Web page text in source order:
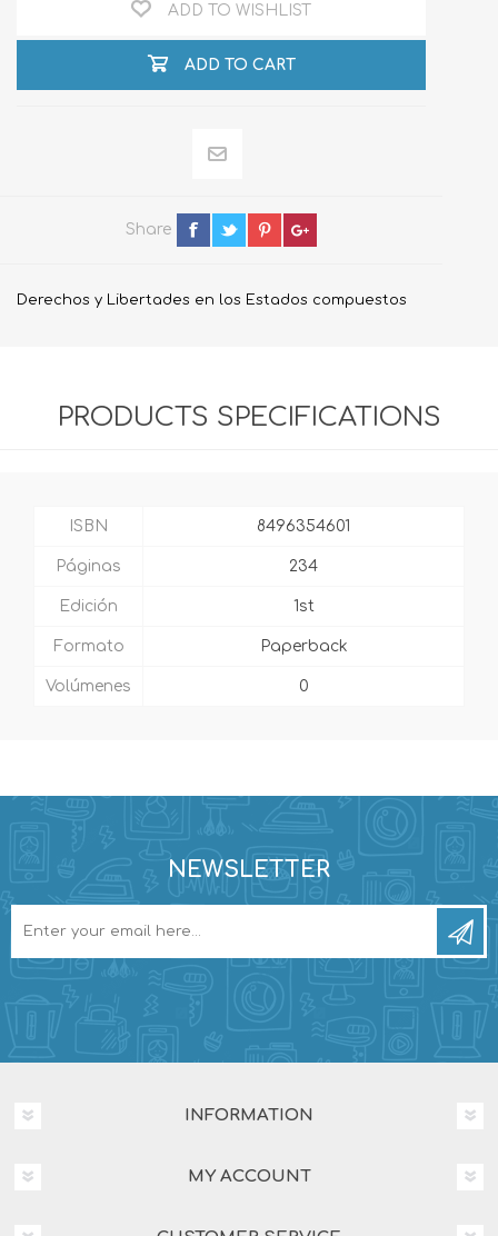
ADD TO WISHLIST
ADD TO CART
Share
Derechos y Libertades en los Estados compuestos
PRODUCTS SPECIFICATIONS
ISBN 8496354601
Páginas 234
Edición 1st
Formato Paperback
Volúmenes 0
NEWSLETTER
INFORMATION
MY ACCOUNT